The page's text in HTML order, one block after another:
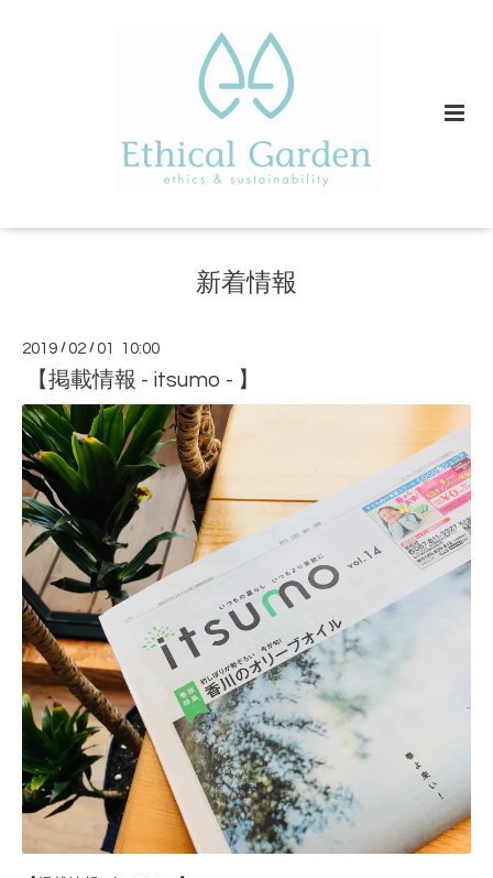
新着情報
2019 /02 /01 10:00
【掲載情報 - itsumo - 】